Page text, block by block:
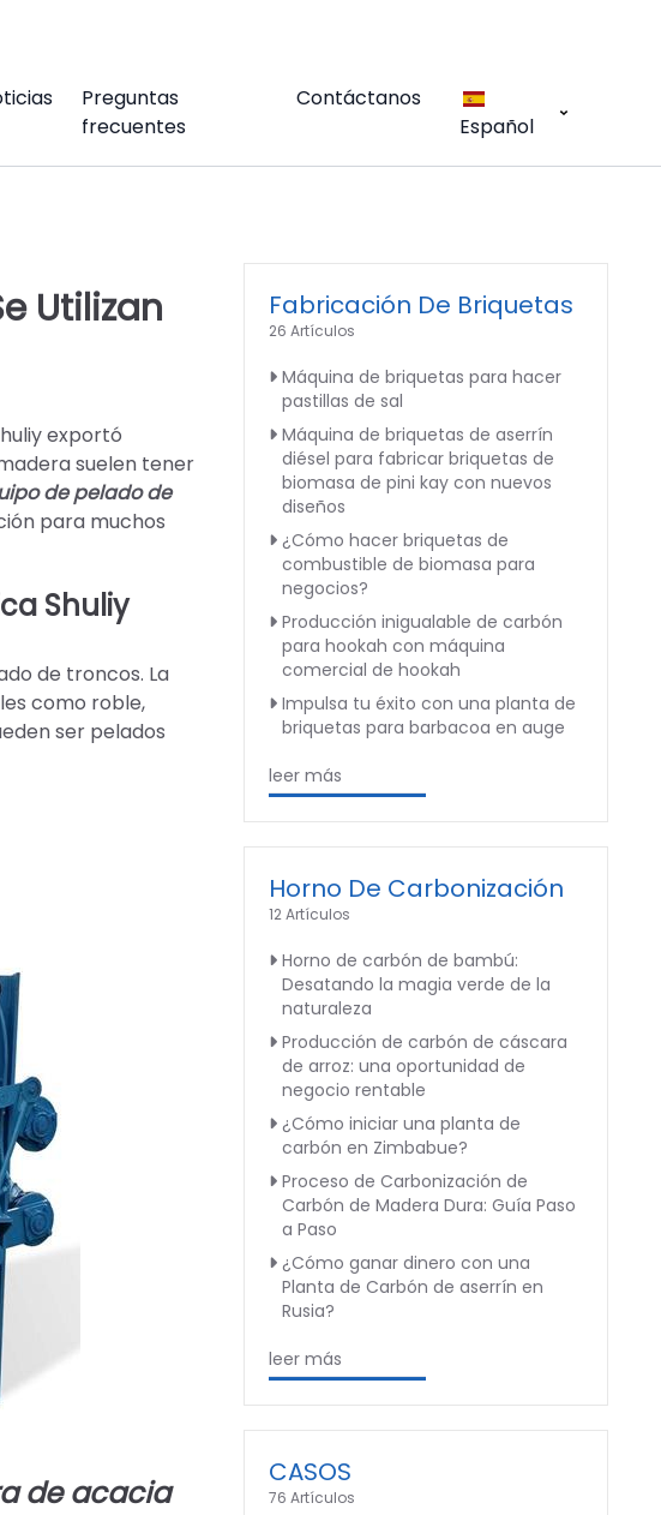
Preguntas
frecuentes
Contáctanos
Español
Utilizan
exportó
suelen tener
de pelado de
para muchos
Shuliy
de troncos. La
como roble,
ser pelados
de acacia
Fabricación De Briquetas
26 Artículos
Máquina de briquetas para hacer
pastillas de sal
Máquina de briquetas de aserrín
diésel para fabricar briquetas de
biomasa de pini kay con nuevos
diseños
¿Cómo hacer briquetas de
combustible de biomasa para
negocios?
Producción inigualable de carbón
para hookah con máquina
comercial de hookah
Impulsa tu éxito con una planta de
briquetas para barbacoa en auge
leer más
Horno De Carbonización
12 Artículos
Horno de carbón de bambú:
Desatando la magia verde de la
naturaleza
Producción de carbón de cáscara
de arroz: una oportunidad de
negocio rentable
¿Cómo iniciar una planta de
carbón en Zimbabue?
Proceso de Carbonización de
Carbón de Madera Dura: Guía Paso
a Paso
¿Cómo ganar dinero con una
Planta de Carbón de aserrín en
Rusia?
leer más
CASOS
76 Artículos